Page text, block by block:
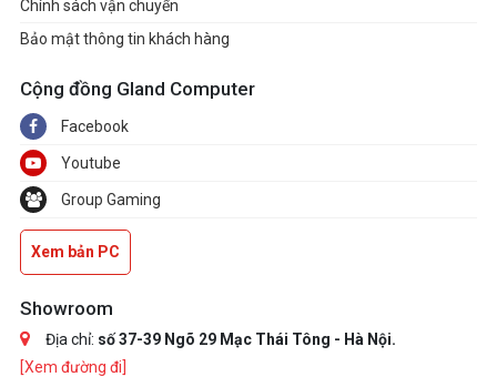
Chính sách vận chuyển
Bảo mật thông tin khách hàng
Cộng đồng Gland Computer
Facebook
Youtube
Group Gaming
Xem bản PC
Showroom
Địa chỉ: số 37-39 Ngõ 29 Mạc Thái Tông - Hà Nội.
[Xem đường đi]